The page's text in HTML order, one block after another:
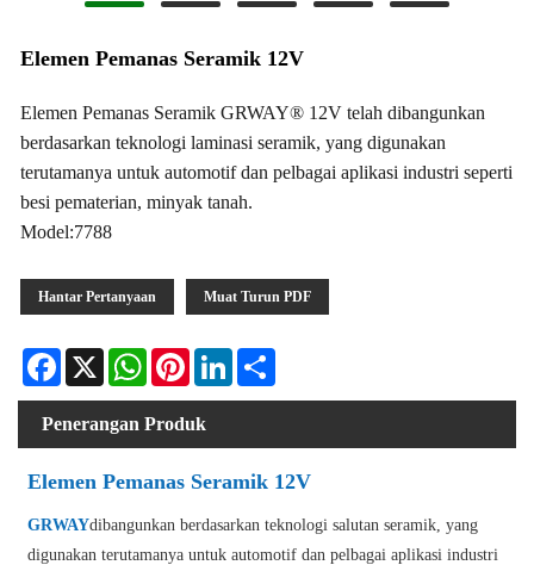
Elemen Pemanas Seramik 12V
Elemen Pemanas Seramik GRWAY® 12V telah dibangunkan
berdasarkan teknologi laminasi seramik, yang digunakan
terutamanya untuk automotif dan pelbagai aplikasi industri seperti
besi pematerian, minyak tanah.
Model:7788
Hantar Pertanyaan Muat Turun PDF
Facebook
X WhatsAppPinterestLinkedIn
Penerangan Produk
Elemen Pemanas Seramik 12V
GRWAYdibangunkan berdasarkan teknologi salutan seramik, yang
digunakan terutamanya untuk automotif dan pelbagai aplikasi industri